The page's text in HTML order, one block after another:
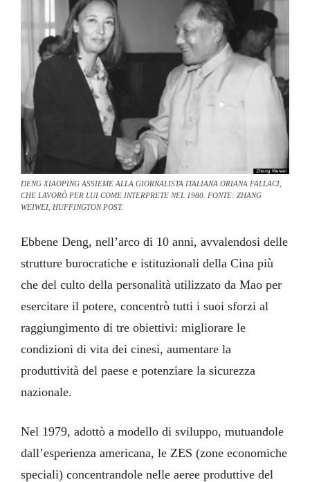
DENG XIAOPING ASSIEME ALLA GIORNALISTA ITALIANA ORIANA FALLACI,
CHE LAVORÒ PER LUI COME INTERPRETE NEL 1980. FONTE: ZHANG
WEIWEI, HUFFINGTON POST.
Ebbene Deng, nell’arco di 10 anni, avvalendosi delle
strutture burocratiche e istituzionali della Cina più
che del culto della personalità utilizzato da Mao per
esercitare il potere, concentrò tutti i suoi sforzi al
raggiungimento di tre obiettivi: migliorare le
condizioni di vita dei cinesi, aumentare la
produttività del paese e potenziare la sicurezza
nazionale.
Nel 1979, adottò a modello di sviluppo, mutuandole
dall’esperienza americana, le ZES (zone economiche
speciali) concentrandole nelle aeree produttive del